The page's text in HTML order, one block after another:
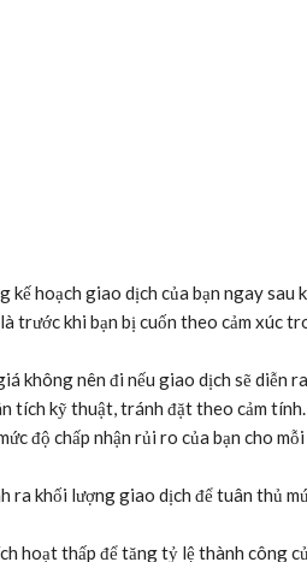
hoạch giao dịch của bạn ngay sau
trước khi bạn bị cuốn theo cảm xúc
không nên đi nếu giao dịch sẽ diễn
tích kỹ thuật, tránh đặt theo cảm tính.
độ chấp nhận rủi ro của bạn cho
ra khối lượng giao dịch để tuân thủ
hoạt thấp để tăng tỷ lệ thành công